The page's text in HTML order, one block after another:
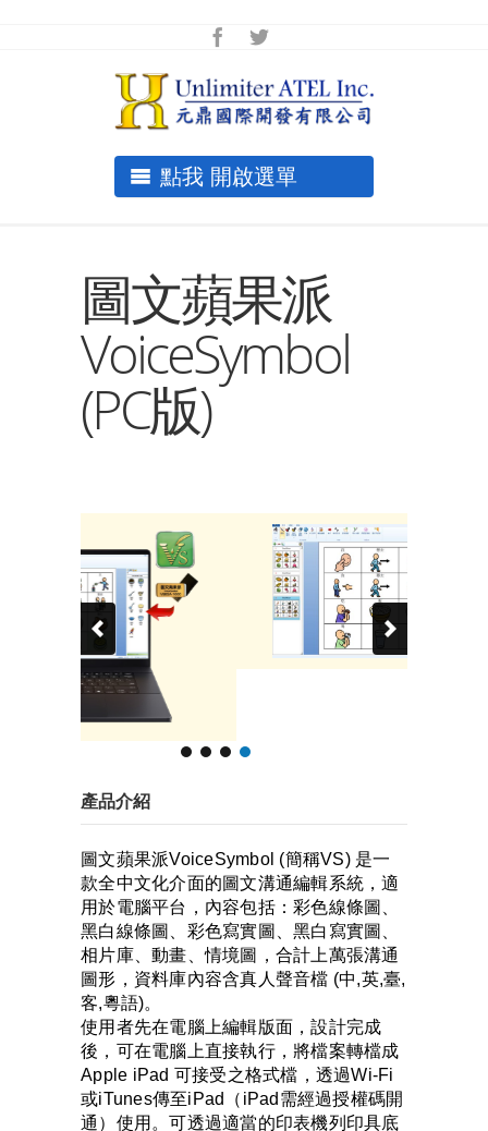
點我 開啟選單
圖文蘋果派
VoiceSymbol
(PC版)
產品介紹
圖文蘋果派VoiceSymbol (簡稱VS) 是一
款全中文化介面的圖文溝通編輯系統，適
用於電腦平台，內容包括：彩色線條圖、
黑白線條圖、彩色寫實圖、黑白寫實圖、
相片庫、動畫、情境圖，合計上萬張溝通
圖形，資料庫內容含真人聲音檔 (中,英,臺,
客,粵語)。
使用者先在電腦上編輯版面，設計完成
後，可在電腦上直接執行，將檔案轉檔成
Apple iPad 可接受之格式檔，透過Wi-Fi
或iTunes傳至iPad（iPad需經過授權碼開
通）使用。可透過適當的印表機列印具底